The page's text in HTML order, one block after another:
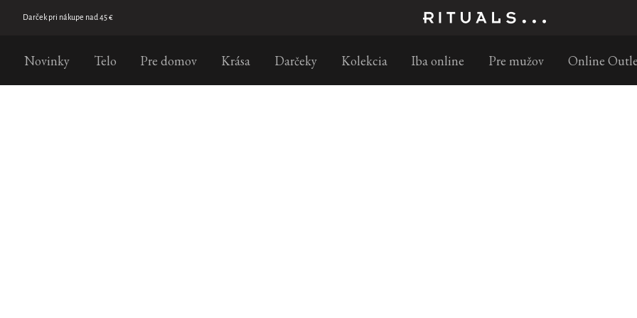
Doprava zadarmo od 35 € Objednajte do 11:00 – doručenie nasledujúci pracovný deň s GLS
Novinky Telo Pre domov Krása Darčeky Kolekcia Iba online Pre mužov Online